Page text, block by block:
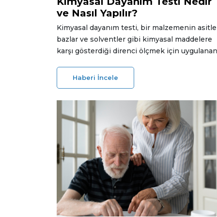
ve Nasıl Yapılır?
Kimyasal dayanım testi, bir malzemenin
bazlar ve solventler gibi kimyasal maddelere
karşı gösterdiği direnci ölçmek için uygulanan
kimyasal dayanım testinin ne olduğu, neden
önemli olduğu ve nasıl yapıldığına dair temel
Haberi İncele